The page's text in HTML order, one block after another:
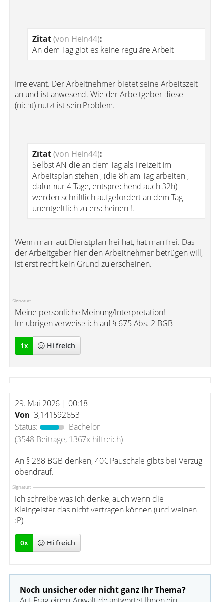
Zitat(von Hein44):
An dem Tag gibt es keine reguläre Arbeit
Irrelevant. Der Arbeitnehmer bietet seine Arbeitszeit
an und ist anwesend. Wie der Arbeitgeber diese
(nicht) nutzt ist sein Problem.
Zitat(von Hein44):
Selbst AN die an dem Tag als Freizeit im
Arbeitsplan stehen , (die 8h am Tag arbeiten ,
dafür nur 4 Tage, entsprechend auch 32h)
werden schriftlich aufgefordert an dem Tag
unentgeltlich zu erscheinen !.
Wenn man laut Dienstplan frei hat, hat man frei. Das
der Arbeitgeber hier den Arbeitnehmer betrügen will,
ist erst recht kein Grund zu erscheinen.
Signatur:
Meine persönliche Meinung/Interpretation!
Im übrigen verweise ich auf § 675 Abs. 2 BGB
1x Hilfreich
29. Mai 2026 | 00:18
Von 3,141592653
Status:
Bachelor
(3548 Beiträge, 1367x hilfreich)
An § 288 BGB denken, 40€ Pauschale gibts bei Verzug
obendrauf.
Signatur:
Ich schreibe was ich denke, auch wenn die
Kleingeister das nicht vertragen können (und weinen
:P)
0x Hilfreich
Noch unsicher oder nicht ganz Ihr Thema?